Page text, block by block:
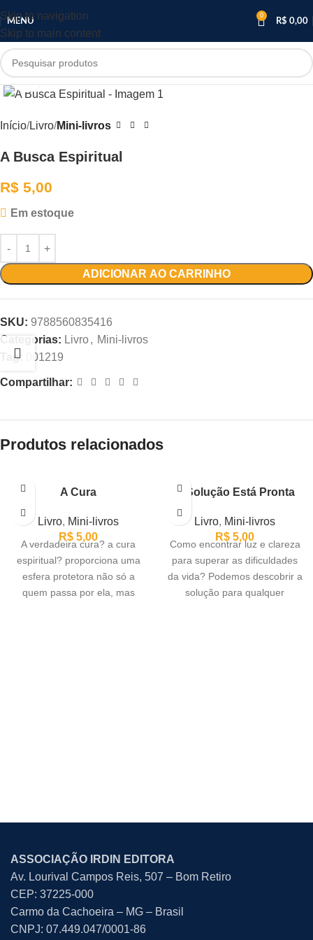
Skip to navigation
Skip to main content
MENU
0
R$ 0,00
Clique para ampliar
Início Livro Mini-livros
A Busca Espiritual
R$ 5,00
Em estoque
ADICIONAR AO CARRINHO
SKU: 9788560835416
Categorias: Livro, Mini-livros
Tag:
001219
Compartilhar:
Produtos relacionados
A Cura
Livro, Mini-livros
R$ 5,00
A verdadeira cura? a cura
espiritual? proporciona uma
esfera protetora não só a
quem passa por ela, mas
A Solução Está Pronta
Livro, Mini-livros
R$ 5,00
Como encontrar luz e clareza
para superar as dificuldades
da vida? Podemos descobrir a
solução para qualquer
ASSOCIAÇÃO IRDIN EDITORA
Av. Lourival Campos Reis, 507 – Bom Retiro
CEP: 37225-000
Carmo da Cachoeira – MG – Brasil
CNPJ: 07.449.047/0001-86